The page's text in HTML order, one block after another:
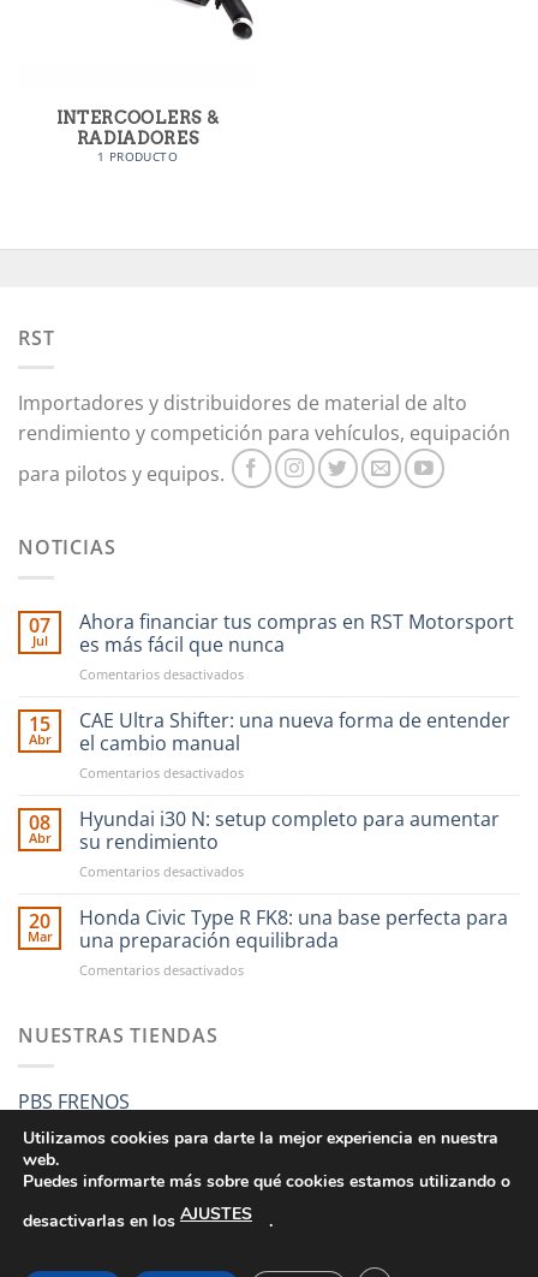
INTERCOOLERS &
RADIADORES
1 PRODUCTO
RST
Importadores y distribuidores de material de alto
rendimiento y competición para vehículos, equipación
para pilotos y equipos.
NOTICIAS
07
Jul
Ahora financiar tus compras en RST Motorsport
es más fácil que nunca
Comentarios desactivadosen
financiar
en
Motorsport
fácil
nunca
15
Abr
CAE Ultra Shifter: una nueva forma de entender
el cambio manual
Comentarios desactivadosen
Ultra
Shifter:
nueva
de
entender
cambio
08
Abr
Hyundai i30 N: setup completo para aumentar
su rendimiento
Comentarios desactivadosen
i30
setup
completo
20
Mar
Honda Civic Type R FK8: una base perfecta para
una preparación equilibrada
Comentarios desactivadosen
base
perfecta
preparación
equilibrada
NUESTRAS TIENDAS
PBS FRENOS
SUS DATOS SEGUROS
Utilizamos cookies para darte la mejor experiencia en nuestra
web.
Puedes informarte más sobre qué cookies estamos utilizando o
desactivarlas en los AJUSTES .